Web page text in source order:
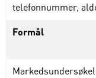
telefonnummer,
Formål